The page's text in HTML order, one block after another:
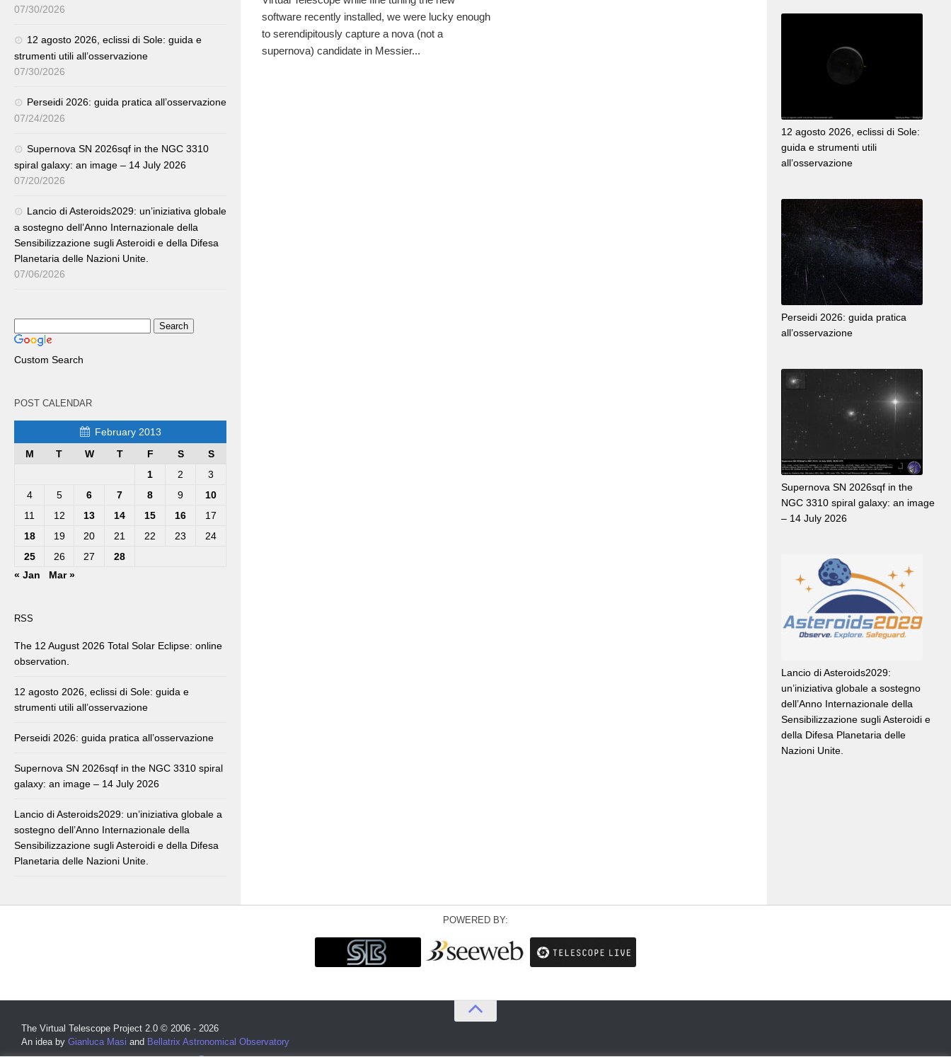
software recently installed, we were lucky enough
to serendipitously capture a nova (not a
supernova) candidate in Messier...
07/30/2026
12 agosto 2026, eclissi di Sole: guida e
strumenti utili all’osservazione
07/30/2026
Perseidi 2026: guida pratica all’osservazione
07/24/2026
Supernova SN 2026sqf in the NGC 3310
spiral galaxy: an image – 14 July 2026
07/20/2026
Lancio di Asteroids2029: un’iniziativa globale
a sostegno dell’Anno Internazionale della
Sensibilizzazione sugli Asteroidi e della Difesa
Planetaria delle Nazioni Unite.
07/06/2026
Custom Search
POST CALENDAR
February 2013
M
T W T F S
S
1
2
3
4
5 6 7 8 9
10
11
12 13 14 15 16
17
18
19 20 21 22 23
24
25
26 27
28
« Jan
Mar »
RSS
The 12 August 2026 Total Solar Eclipse: online
observation.
12 agosto 2026, eclissi di Sole: guida e
strumenti utili all’osservazione
Perseidi 2026: guida pratica all’osservazione
Supernova SN 2026sqf in the NGC 3310 spiral
galaxy: an image – 14 July 2026
Lancio di Asteroids2029: un’iniziativa globale a
sostegno dell’Anno Internazionale della
Sensibilizzazione sugli Asteroidi e della Difesa
Planetaria delle Nazioni Unite.
12 agosto 2026, eclissi di Sole:
guida e strumenti utili
all’osservazione
Perseidi 2026: guida pratica
all’osservazione
Supernova SN 2026sqf in the
NGC 3310 spiral galaxy: an image
– 14 July 2026
Lancio di Asteroids2029:
un’iniziativa globale a sostegno
dell’Anno Internazionale della
Sensibilizzazione sugli Asteroidi e
della Difesa Planetaria delle
Nazioni Unite.
POWERED BY:
The Virtual Telescope Project 2.0 © 2006 - 2026
An idea by Gianluca Masi and Bellatrix Astronomical Observatory